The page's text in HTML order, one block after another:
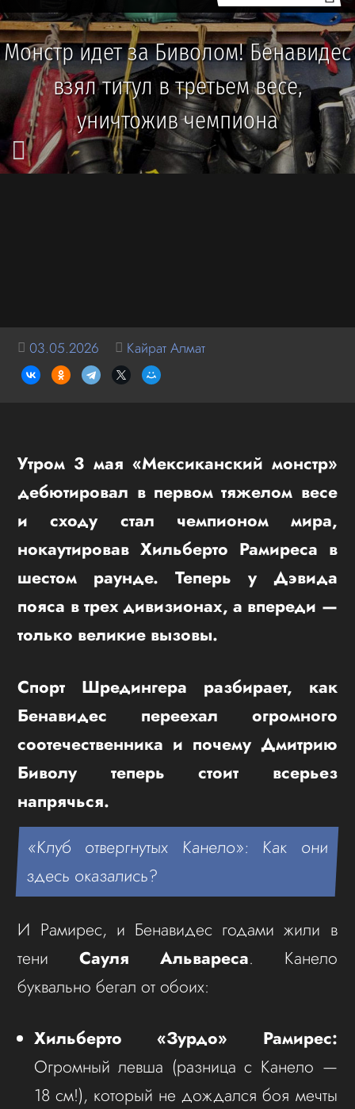
Монстр идет за Биволом! Бенавидес
взял титул в третьем весе,
уничтожив чемпиона
03.05.2026 Кайрат Алмат
Утром 3 мая «Мексиканский монстр»
дебютировал в первом тяжелом весе
и сходу стал чемпионом мира,
нокаутировав Хильберто Рамиреса в
шестом раунде. Теперь у Дэвида
пояса в трех дивизионах, а впереди —
только великие вызовы.
Спорт Шредингера разбирает, как
Бенавидес переехал огромного
соотечественника и почему Дмитрию
Биволу теперь стоит всерьез
напрячься.
«Клуб отвергнутых Канело»: Как они
здесь оказались?
И Рамирес, и Бенавидес годами жили в
тениСауля Альвареса. Канело
буквально бегал от обоих:
Хильберто «Зурдо» Рамирес:
Огромный левша (разница с Канело —
18 см!), который не дождался боя мечты